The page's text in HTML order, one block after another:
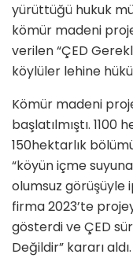
yürüttüğü hukuk
kömür madeni
verilen “ÇED
köylüler lehine
Kömür madeni
başlatılmıştı. 1100
150hektarlık
“köyün içme
olumsuz görüşüyle
firma 2023’te
gösterdi ve ÇED
Değildir” kararı aldı.